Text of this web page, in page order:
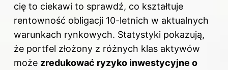
cię to ciekawi to sprawdź, co kształtuje
rentowność obligacji 10-letnich w aktualnych
warunkach rynkowych. Statystyki pokazują,
że portfel złożony z różnych klas aktywów
może zredukować ryzyko inwestycyjne o